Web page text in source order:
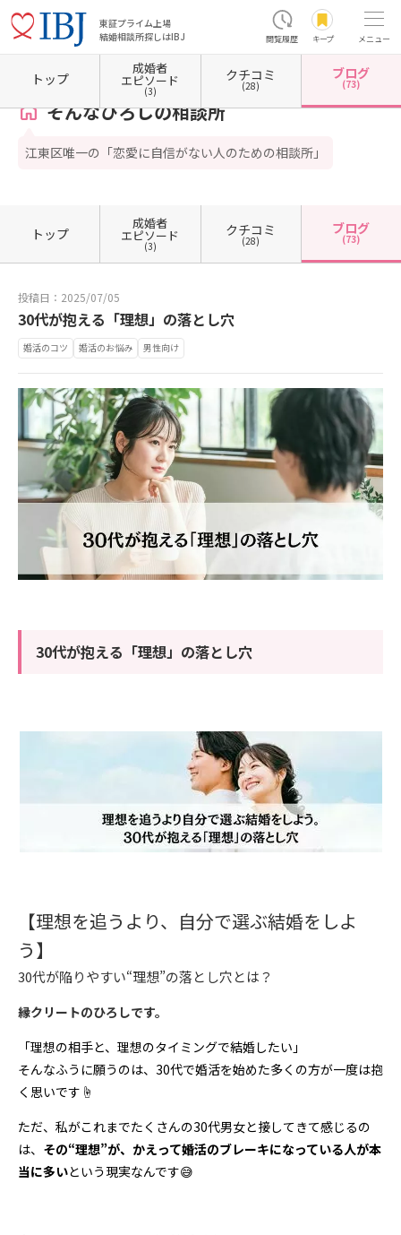
東証プライム上場
結婚相談所探しはIBJ
閲覧履歴 キープ メニュー
ホーム 東京都の結婚相談所 東京都江東区 そんなひろしの相談所 カウンセラーブロ
そんなひろしの相談所
江東区唯一の「恋愛に自信がない人のための相談所」
トップ
成婚者
エピソード
(3)
クチコミ
(28)
ブログ
(73)
トップ
成婚者
エピソード
(3)
クチコミ
(28)
ブログ
(73)
投稿日：2025/07/05
30代が抱える「理想」の落とし穴
婚活のコツ 婚活のお悩み 男性向け
30代が抱える「理想」の落とし穴
【理想を追うより、自分で選ぶ結婚をしよ
う】
30代が陥りやすい“理想”の落とし穴とは？
縁クリートのひろしです。
「理想の相手と、理想のタイミングで結婚したい」
そんなふうに願うのは、30代で婚活を始めた多くの方が一度は抱
く思いです☝️
ただ、私がこれまでたくさんの30代男女と接してきて感じるの
は、 その“理想”が、かえって婚活のブレーキになっている人が本
当に多いという現実なんです😅